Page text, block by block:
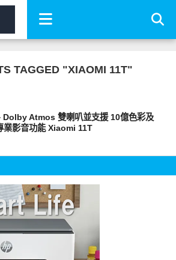
TAGGED "XIAOMI 11T"
Dolby Atmos 雙喇叭並支援 10億色彩及
業影音功能 Xiaomi 11T